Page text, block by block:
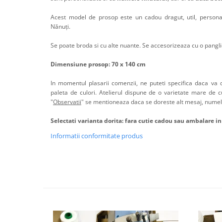
Acest model de prosop este un cadou dragut, util,
Nănuţi.
Se poate broda si cu alte nuante. Se accesorizeaza cu o
Dimensiune prosop: 70 x 140 cm
In momentul plasarii comenzii, ne puteti specifica daca
paleta de culori. Atelierul dispune de o varietate mare de
"Observatii" se mentioneaza daca se doreste alt mesaj,
Selectati varianta dorita: fara cutie cadou sau ambalare
Informatii conformitate produs